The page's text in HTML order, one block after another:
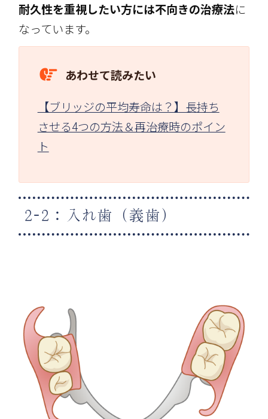
耐久性を重視したい方には不向きの治療法に
なっています。
あわせて読みたい
【ブリッジの平均寿命は？】長持ち
させる4つの方法＆再治療時のポイン
ト
2-2：入れ歯（義歯）